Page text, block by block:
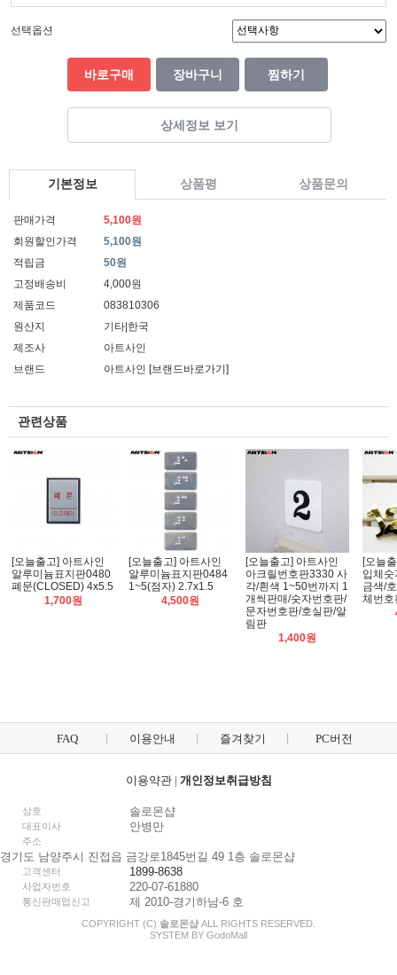
선택옵션
바로구매 장바구니 찜하기
상세정보 보기
기본정보 상품평 상품문의
판매가격
5,100원
회원할인가격
5,100원
적립금
50원
고정배송비
4,000원
제품코드
083810306
원산지
기타|한국
제조사
아트사인
브랜드
아트사인 [브랜드바로가기]
관련상품
[오늘출고] 아트사인
알루미늄표지판0480
폐문(CLOSED) 4x5.5
1,700원
[오늘출고] 아트사인
알루미늄표지판0484
1~5(점자) 2.7x1.5
4,500원
[오늘출고] 아트사인
아크릴번호판3330 사
각/흰색 1~50번까지 1
개씩판매/숫자번호판/
문자번호판/호실판/알
림판
1,400원
[오늘
입체
금색/
체번호
FAQ 이용안내 즐겨찾기 PC버전
이용약관| 개인정보취급방침
상호 솔로몬샵
대표이사 안병만
주소
경기도 남양주시 진접읍 금강로1845번길 49 1층 솔로몬샵
고객센터 1899-8638
사업자번호 220-07-61880
통신판매업신고 제 2010-경기하남-6 호
COPYRIGHT (C) 솔로몬샵 ALL RIGHTS RESERVED.
SYSTEM BY GodoMall